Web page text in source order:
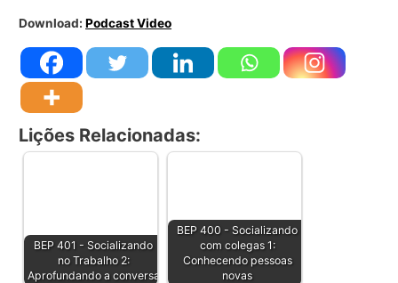
Download:Podcast Video
Lições Relacionadas:
BEP 401 - Socializando
no Trabalho 2:
Aprofundando a conversa
BEP 400 - Socializando
com colegas 1:
Conhecendo pessoas
novas